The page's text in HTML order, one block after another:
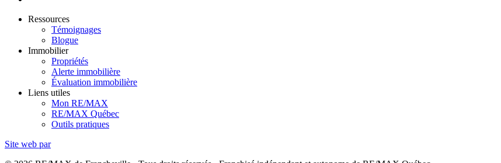
Ressources
Témoignages
Blogue
Immobilier
Propriétés
Alerte immobilière
Évaluation immobilière
Liens utiles
Mon RE/MAX
RE/MAX Québec
Outils pratiques
Site web par